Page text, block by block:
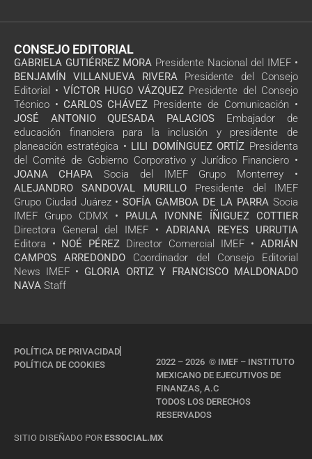
CONSEJO EDITORIAL
GABRIELA GUTIÉRREZ MORA Presidente Nacional del IMEF •
BENJAMÍN VILLANUEVA RIVERA Presidente del Consejo
Editorial • VÍCTOR HUGO VÁZQUEZ Presidente del Consejo
Técnico • CARLOS CHÁVEZ Presidente de Comunicación •
JOSÉ ANTONIO QUESADA PALACIOS Embajador de
educación financiera para la inclusión y presidente de
planeación estratégica • LILI DOMÍNGUEZ ORTÍZ Presidenta
del Comité de Gobierno Corporativo y Jurídico Financiero •
JOANA CHAPA Socia del IMEF Grupo Monterrey •
ALEJANDRO SANDOVAL MURILLO Presidente del IMEF
Grupo Ciudad Juárez • SOFÍA GAMBOA DE LA PARRA Socia
IMEF Grupo CDMX • PAULA IVONNE ÍÑIGUEZ COTTIER
Directora General del IMEF • ADRIANA REYES URRUTIA
Editora • NOÉ PÉREZ Director Comercial IMEF • ADRIÁN
CAMPOS ARREDONDO Coordinador del Consejo Editorial
News IMEF • GLORIA ORTIZ Y FRANCISCO MALDONADO
NAVA Staff
2022 – 2026 © IMEF – INSTITUTO
MEXICANO DE EJECUTIVOS DE
FINANZAS, A.C
TODOS LOS DERECHOS
RESERVADOS
POLÍTICA DE PRIVACIDAD
POLÍTICA DE COOKIES
SITIO DISEÑADO POR ESSOCIAL.MX